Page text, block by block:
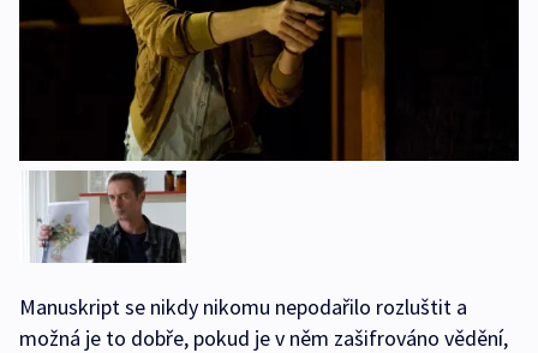
Manuskript se nikdy nikomu nepodařilo rozluštit a
možná je to dobře, pokud je v něm zašifrováno vědění,